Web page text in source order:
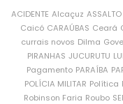
ACIDENTE Alcaçuz ASSALTO
Caicó CARAÚBAS Ceará
currais novos Dilma
PIRANHAS JUCURUTU
Pagamento PARAÍBA
POLÍCIA MILITAR Política
Robinson Faria Roubo